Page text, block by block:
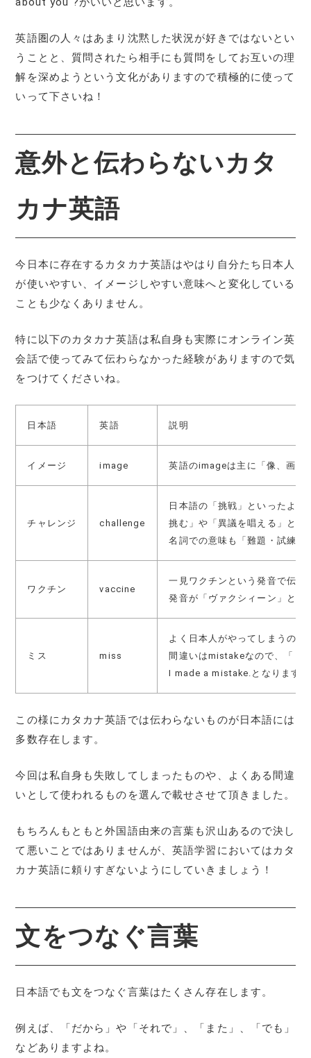
英語圏の人々はあまり沈黙した状況が好きではないとい
うことと、質問されたら相手にも質問をしてお互いの理
解を深めようという文化がありますので積極的に使って
いって下さいね！
意外と伝わらないカタ
カナ英語
今日本に存在するカタカナ英語はやはり自分たち日本人
が使いやすい、イメージしやすい意味へと変化している
ことも少なくありません。
特に以下のカタカナ英語は私自身も実際にオンライン英
会話で使ってみて伝わらなかった経験がありますので気
をつけてくださいね。
日本語 英語 説明
イメージ image 英語のimageは主に「像、画像
チャレンジ challenge
日本語の「挑戦」といったよ
挑む」や「異議を唱える」と
名詞での意味も「難題・試練」
ワクチン vaccine
一見ワクチンという発音で伝
発音が「ヴァクシィーン」と
ミス miss
よく日本人がやってしまうの
間違いはmistakeなので、「ミ
I made a mistake.となります。
この様にカタカナ英語では伝わらないものが日本語には
多数存在します。
今回は私自身も失敗してしまったものや、よくある間違
いとして使われるものを選んで載せさせて頂きました。
もちろんもともと外国語由来の言葉も沢山あるので決し
て悪いことではありませんが、英語学習においてはカタ
カナ英語に頼りすぎないようにしていきましょう！
文をつなぐ言葉
日本語でも文をつなぐ言葉はたくさん存在します。
例えば、「だから」や「それで」、「また」、「でも」
などありますよね。